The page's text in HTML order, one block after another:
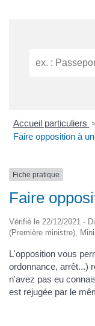
Accueil particuliers >
Faire opposition à
Fiche pratique
Faire
Vérifié le 22/12/2021 -
(Première ministre),
L'opposition vous
ordonnance, arrêt...)
n'avez pas eu
est rejugée par le